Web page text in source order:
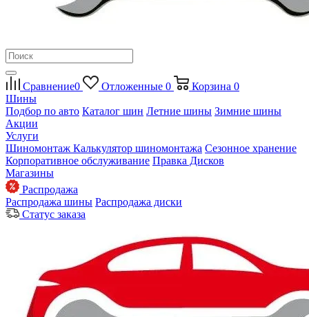
Сравнение0 Отложенные 0 Корзина 0
Шины
Подбор по авто Каталог шин Летние шины Зимние шины
Акции
Услуги
Шиномонтаж Калькулятор шиномонтажа Сезонное хранение
Корпоративное обслуживание Правка Дисков
Магазины
Распродажа
Распродажа шины Распродажа диски
Статус заказа